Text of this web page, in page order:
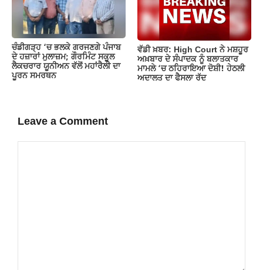
ਚੰਡੀਗੜ੍ਹ ‘ਚ ਭਲਕੇ ਗਰਜਣਗੇ ਪੰਜਾਬ
ਦੇ ਹਜ਼ਾਰਾਂ ਮੁਲਾਜ਼ਮ; ਗੌਰਮਿੰਟ ਸਕੂਲ
ਲੈਕਚਰਾਰ ਯੂਨੀਅਨ ਵੱਲੋਂ ਮਹਾਂਰੈਲੀ ਦਾ
ਪੂਰਨ ਸਮਰਥਨ
ਵੱਡੀ ਖ਼ਬਰ: High Court ਨੇ ਮਸ਼ਹੂਰ
ਅਖ਼ਬਾਰ ਦੇ ਸੰਪਾਦਕ ਨੂੰ ਬਲਾਤਕਾਰ
ਮਾਮਲੇ ‘ਚ ਠਹਿਰਾਇਆ ਦੋਸ਼ੀ! ਹੇਠਲੀ
ਅਦਾਲਤ ਦਾ ਫੈਸਲਾ ਰੱਦ
Leave a Comment